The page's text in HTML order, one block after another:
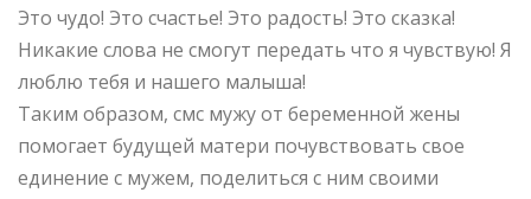
Это чудо! Это счастье! Это радость! Это сказка!
Никакие слова не смогут передать что я чувствую! Я
люблю тебя и нашего малыша!
Таким образом, смс мужу от беременной жены
помогает будущей матери почувствовать свое
единение с мужем, поделиться с ним своими